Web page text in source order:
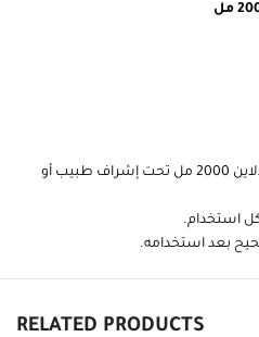
يجب استخدام كيس جمع البول ميدلاين 2000 مل تحت إشراف طبيب أو
استخدام.
بعد استخدامه.
RELATED PRODUCTS